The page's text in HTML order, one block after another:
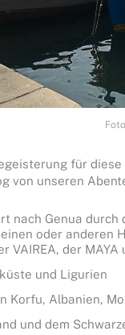
für
von unseren
nach Genua
oder anderen
VAIREA, der
und Ligurien
Korfu, Albanien,
und dem